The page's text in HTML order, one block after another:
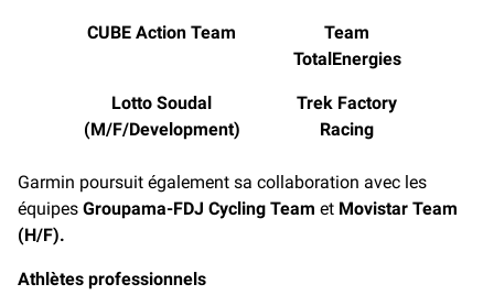
CUBE Action Team
Team
TotalEnergies
Lotto Soudal
(M/F/Development)
Trek Factory
Racing
Garmin poursuit également sa collaboration avec les
équipes Groupama-FDJ Cycling Team et Movistar Team
(H/F).
Athlètes professionnels